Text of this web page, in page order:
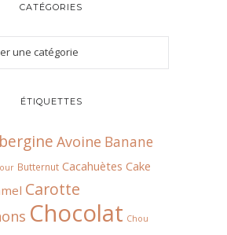
CATÉGORIES
ÉTIQUETTES
Avoine Banane
Butternut Cacahuètes Cake
Carotte
Chocolat Chou